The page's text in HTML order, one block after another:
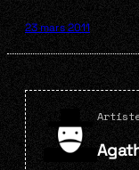
23 mars 2011